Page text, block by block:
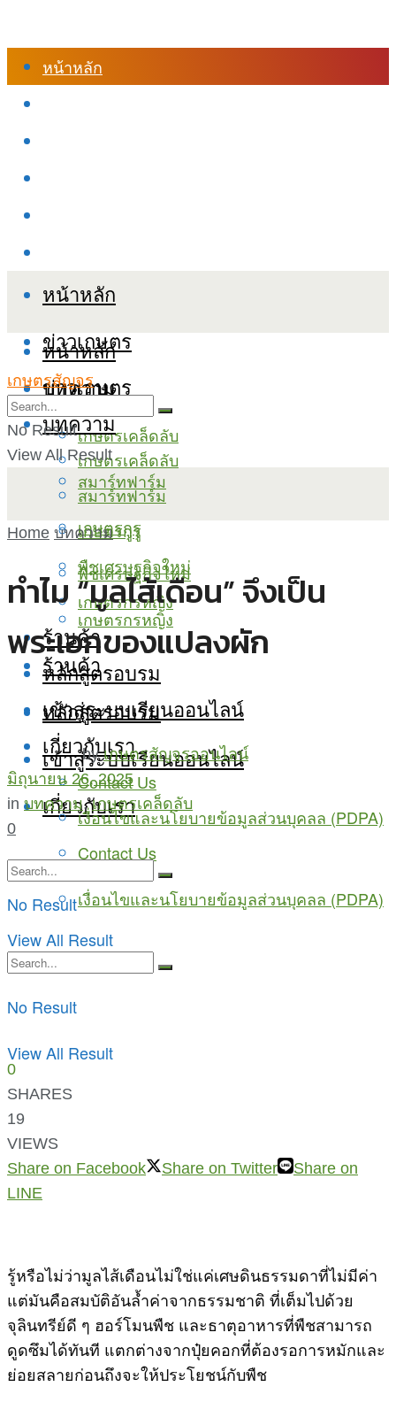
หน้าหลัก
หน้าหลัก
ข่าวเกษตร
บทความ
เกษตรเคล็ดลับ
สมาร์ทฟาร์ม
เกษตรกูรู
พืชเศรษฐกิจใหม่
เกษตรกรหญิง
ร้านค้า
หลักสูตรอบรม
เข้าสู่ระบบเรียนออนไลน์
เกี่ยวกับเรา
Contact Us
เงื่อนไขและนโยบายข้อมูลส่วนบุคลล (PDPA)
No Result
View All Result
หน้าหลัก
ข่าวเกษตร
บทความ
เกษตรเคล็ดลับ
สมาร์ทฟาร์ม
เกษตรกูรู
พืชเศรษฐกิจใหม่
เกษตรกรหญิง
ร้านค้า
หลักสูตรอบรม
เข้าสู่ระบบเรียนออนไลน์
เกี่ยวกับเรา
Contact Us
เงื่อนไขและนโยบายข้อมูลส่วนบุคลล (PDPA)
No Result
View All Result
เกษตรสัญจร
No Result
View All Result
Home บทความ
ทำไม “มูลไส้เดือน” จึงเป็น
พระเอกของแปลงผัก
by เกษตรสัญจรออนไลน์
มิถุนายน 26, 2025
in บทความ,เกษตรเคล็ดลับ
0
0
SHARES
19
VIEWS
Share on Facebook
Share on Twitter
Share on
LINE
รู้หรือไม่ว่ามูลไส้เดือนไม่ใช่แค่เศษดินธรรมดาที่ไม่มีค่า
แต่มันคือสมบัติอันล้ำค่าจากธรรมชาติ ที่เต็มไปด้วย
จุลินทรีย์ดี ๆ ฮอร์โมนพืช และธาตุอาหารที่พืชสามารถ
ดูดซึมได้ทันที แตกต่างจากปุ๋ยคอกที่ต้องรอการหมักและ
ย่อยสลายก่อนถึงจะให้ประโยชน์กับพืช